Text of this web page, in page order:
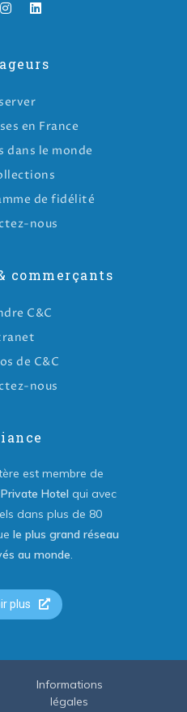
en France
dans le monde
de fidélité
nous
commerçants
C&C
de C&C
nous
est membre de
Hotel qui avec
dans plus de 80
le plus grand réseau
au monde.
plus
Informations
légales